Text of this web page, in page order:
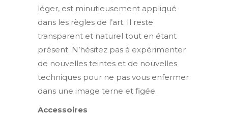
léger, est minutieusement appliqué
dans les règles de l’art. Il reste
transparent et naturel tout en étant
présent. N’hésitez pas à expérimenter
de nouvelles teintes et de nouvelles
techniques pour ne pas vous enfermer
dans une image terne et figée.
Accessoires